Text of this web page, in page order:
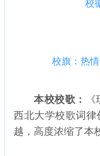
校
校旗：热
本校校歌：
西北大学校歌词律
越，高度浓缩了本